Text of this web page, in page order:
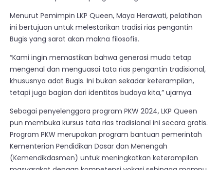
Menurut Pemimpin LKP Queen, Maya Herawati, pelatihan
ini bertujuan untuk melestarikan tradisi rias pengantin
Bugis yang sarat akan makna filosofis.
“Kami ingin memastikan bahwa generasi muda tetap
mengenal dan menguasai tata rias pengantin tradisional,
khususnya adat Bugis. Ini bukan sekadar keterampilan,
tetapi juga bagian dari identitas budaya kita,” ujarnya.
Sebagai penyelenggara program PKW 2024, LKP Queen
pun membuka kursus tata rias tradisional ini secara gratis.
Program PKW merupakan program bantuan pemerintah
Kementerian Pendidikan Dasar dan Menengah
(Kemendikdasmen) untuk meningkatkan keterampilan